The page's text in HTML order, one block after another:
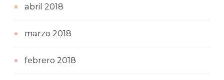
abril 2018
marzo 2018
febrero 2018